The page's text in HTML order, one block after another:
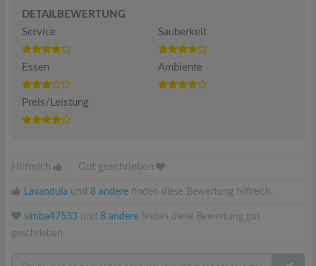
DETAILBEWERTUNG
Service
Sauberkeit
Essen Ambiente
Preis/Leistung
Hilfreich Gut geschrieben
Lavandula und 8 andere finden diese Bewertung hilfreich.
simba47533 und 8 andere finden diese Bewertung gut
geschrieben.